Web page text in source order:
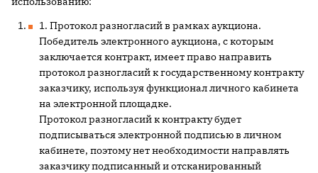
1. Протокол разногласий в рамках аукциона.
Победитель электронного аукциона, с которым
заключается контракт, имеет право направить
протокол разногласий к государственному контракту
заказчику, используя функционал личного кабинета
на электронной площадке.
Протокол разногласий к контракту будет
подписываться электронной подписью в личном
кабинете, поэтому нет необходимости направлять
заказчику подписанный и отсканированный